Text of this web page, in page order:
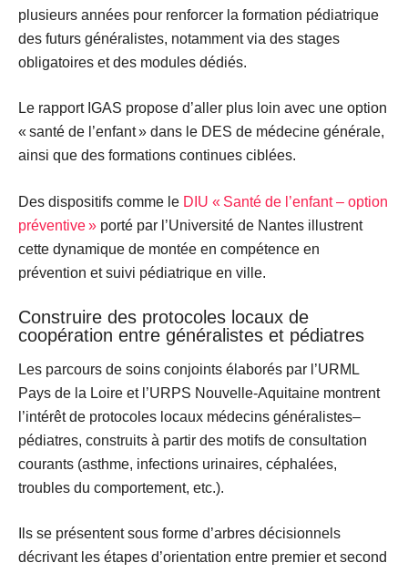
plusieurs années pour renforcer la formation pédiatrique
des futurs généralistes, notamment via des stages
obligatoires et des modules dédiés.
Le rapport IGAS propose d’aller plus loin avec une option
« santé de l’enfant » dans le DES de médecine générale,
ainsi que des formations continues ciblées.
Des dispositifs comme le DIU « Santé de l’enfant – option
préventive » porté par l’Université de Nantes illustrent
cette dynamique de montée en compétence en
prévention et suivi pédiatrique en ville.
Construire des protocoles locaux de
coopération entre généralistes et pédiatres
Les parcours de soins conjoints élaborés par l’URML
Pays de la Loire et l’URPS Nouvelle-Aquitaine montrent
l’intérêt de protocoles locaux médecins généralistes–
pédiatres, construits à partir des motifs de consultation
courants (asthme, infections urinaires, céphalées,
troubles du comportement, etc.).
Ils se présentent sous forme d’arbres décisionnels
décrivant les étapes d’orientation entre premier et second